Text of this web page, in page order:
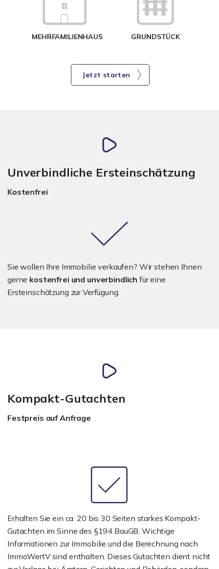
MEHRFAMILIENHAUS GRUNDSTÜCK
Jetzt starten
Unverbindliche Ersteinschätzung
Kostenfrei
Sie wollen Ihre Immobilie verkaufen? Wir stehen Ihnen
gerne kostenfrei und unverbindlich für eine
Ersteinschätzung zur Verfügung.
Kompakt-Gutachten
Festpreis auf Anfrage
Erhalten Sie ein ca. 20 bis 30 Seiten starkes Kompakt-
Gutachten im Sinne des §194 BauGB. Wichtige
Informationen zur Immobilie und die Berechnung nach
ImmoWertV sind enthalten. Dieses Gutachten dient nicht